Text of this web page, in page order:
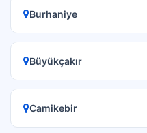
Burhaniye
Büyükçakır
Camikebir